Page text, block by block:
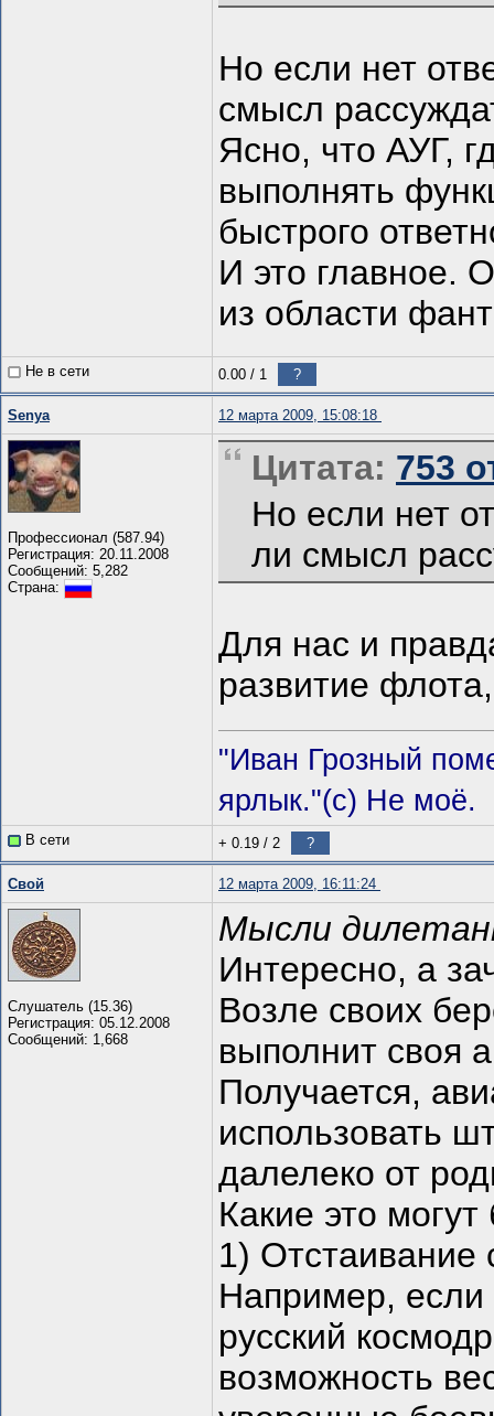
Но если нет
смысл
Ясно, что АУГ,
выполнять
быстрого
И это главное.
из области
Не в сети 0.00 / 1 ?
Senya 12 марта 2009, 15:08:18
Профессионал (587.94)
Регистрация: 20.11.2008
Сообщений: 5,282
Страна:
Цитата: 753
Но если нет
ли смысл
Для нас и
развитие
"Иван Грозный
ярлык."(с) Не моё.
В сети + 0.19 / 2 ?
Свой 12 марта 2009, 16:11:24
Слушатель (15.36)
Регистрация: 05.12.2008
Сообщений: 1,668
Мысли
Интересно, а
Возле своих
выполнит своя
Получается,
использовать
далелеко от
Какие это
1) Отстаивание
Например, если
русский
возможность